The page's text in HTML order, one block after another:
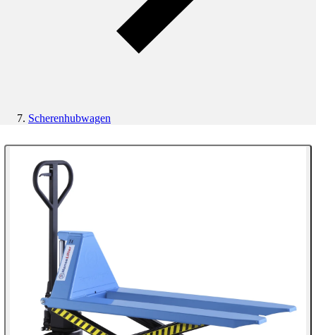
Scherenhubwagen